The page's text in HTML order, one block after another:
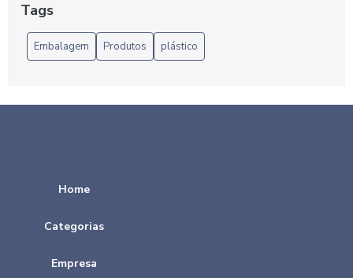
Benefícios da Sacola Reciclada para o Meio Ambiente
a Dia
Bobina de adesivo é a solução ideal para personalização e
organização de projetos. Descubra suas aplicações e
Tags
Embalagem Produtos plástico
Home
Categorias
Empresa